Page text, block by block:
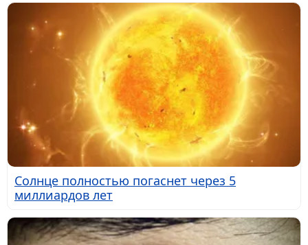
Солнце полностью погаснет через 5
миллиардов лет